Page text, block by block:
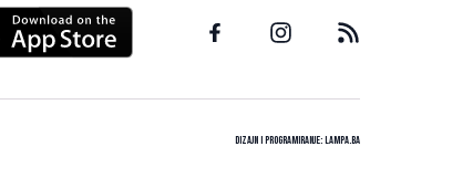
Dizajn i programiranje: Lampa.ba